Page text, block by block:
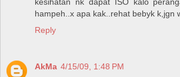
hampeh..x apa kak..rehat bebyk k,jgn
Reply
AkMa 4/15/09, 1:48 PM